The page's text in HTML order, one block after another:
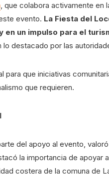
, que colabora activamente en
evento. La Fiesta del
en un impulso para el
destacado por las
para que iniciativas
que requieren.
del apoyo al evento,
la importancia de apoyar
costera de la comuna de